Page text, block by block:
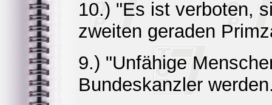
10.) "Es ist verboten,
zweiten geraden
9.) "Unfähige
Bundeskanzler